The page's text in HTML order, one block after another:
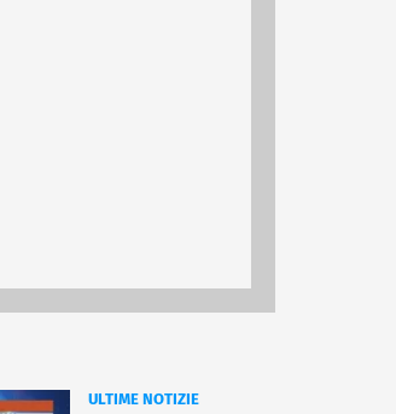
ULTIME NOTIZIE